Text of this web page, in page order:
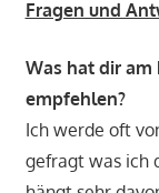
Fragen und
Was hat dir
empfehlen?
Ich werde oft
gefragt was ich